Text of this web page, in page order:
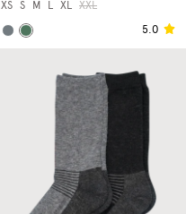
XS S M L XL XXL
5.0